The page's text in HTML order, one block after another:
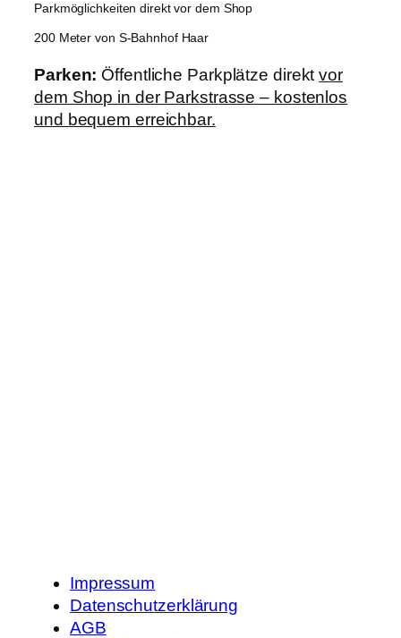
Parkmöglichkeiten direkt vor dem Shop
200 Meter von S-Bahnhof Haar
Parken: Öffentliche Parkplätze direktvor
dem Shop in der Parkstrasse – kostenlos
und bequem erreichbar.
Impressum
Datenschutzerklärung
AGB